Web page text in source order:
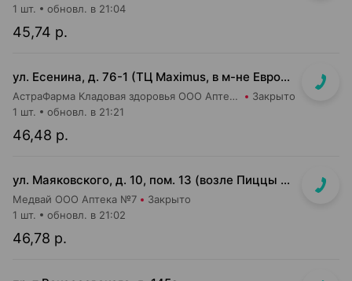
45,74 р.
1 шт. обновл. в 21:04
ул. Есенина, д. 76-1 (ТЦ Maximus, в м-не Евроопт Super)
АстраФарма Кладовая здоровья ООО Аптека №9 Закрыто
46,48 р.
1 шт. обновл. в 21:21
ул. Маяковского, д. 10, пом. 13 (возле Пиццы Мании)
Медвай ООО Аптека №7 Закрыто
46,78 р.
1 шт. обновл. в 21:02